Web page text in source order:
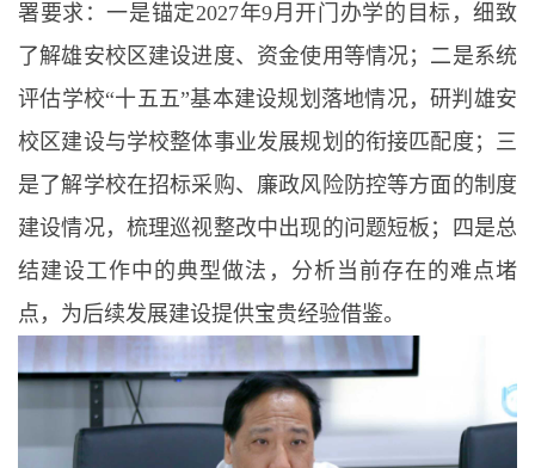
署要求：一是锚定2027年9月开门办学的目标，细致
了解雄安校区建设进度、资金使用等情况；二是系统
评估学校“十五五”基本建设规划落地情况，研判雄安
校区建设与学校整体事业发展规划的衔接匹配度；三
是了解学校在招标采购、廉政风险防控等方面的制度
建设情况，梳理巡视整改中出现的问题短板；四是总
结建设工作中的典型做法，分析当前存在的难点堵
点，为后续发展建设提供宝贵经验借鉴。